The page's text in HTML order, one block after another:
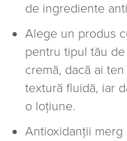
de ingrediente
Alege un produs
pentru tipul tău
cremă, dacă ai
textură fluidă, iar
o loțiune.
Antioxidanții merg